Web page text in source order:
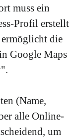
muss ein
Profil erstellt
die
Google Maps
(Name,
alle Online-
um